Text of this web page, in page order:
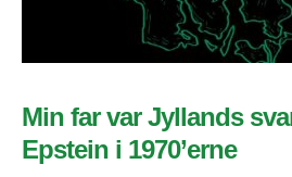
Min far var Jyllands
Epstein i 1970’erne